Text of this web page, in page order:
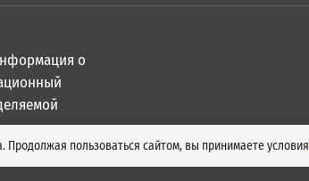
о
пользоваться сайтом, вы принимаете условия